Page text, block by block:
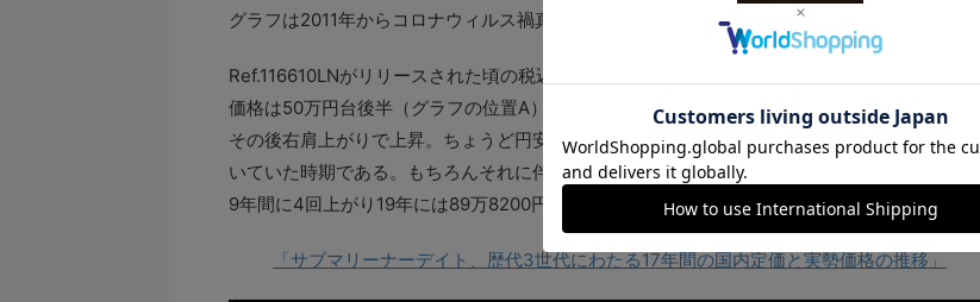
グラフは2011年からコロナウィルス禍真っ只中だった20年5月までの実勢価格の推移だ。
Ref.116610LNがリリースされた頃の税込み国内定価は73万5000円。それに対して当時の実勢
価格は50万円台後半（グラフの位置A）と並行輸入品ならではのメリットはまだあった。ただ
その後右肩上がりで上昇。ちょうど円安が進行し、対してスイスフランと米ドル高に急激に動
いていた時期である。もちろんそれに伴って国内定価も2014年と19年の消費税増税を含めると
9年間に4回上がり19年には89万8200円となった。
「サブマリーナーデイト、歴代3世代にわたる17年間の国内定価と実勢価格の推移」